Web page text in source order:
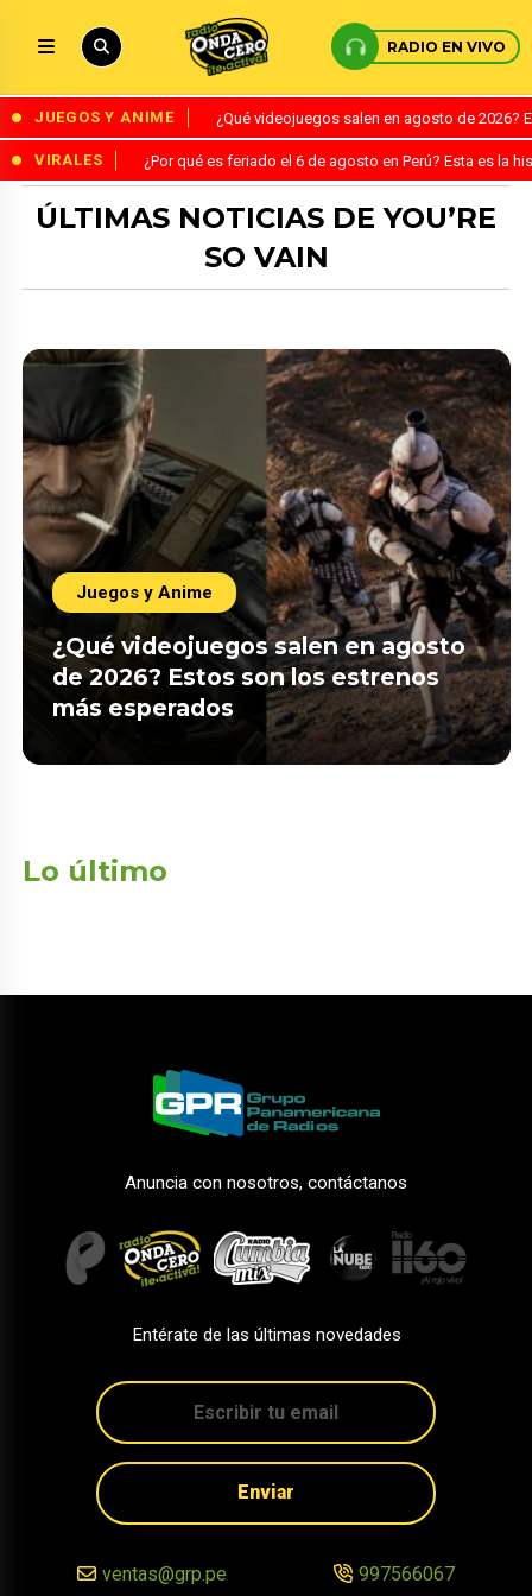
RADIO EN VIVO
JUEGOS Y ANIME ¿Qué videojuegos salen en agosto de
VIRALES ¿Por qué es feriado el 6 de agosto en Perú? Esta es la
ÚLTIMAS NOTICIAS DE YOU’RE
SO VAIN
Juegos y Anime
¿Qué videojuegos salen en agosto
de 2026? Estos son los estrenos
más esperados
Lo último
Anuncia con nosotros, contáctanos
Entérate de las últimas novedades
Enviar
ventas@grp.pe 997566067